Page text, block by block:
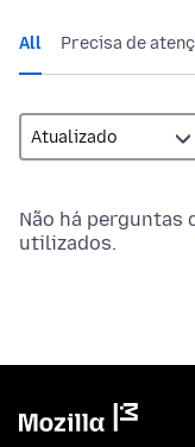
All Precisa de
Não há perguntas
utilizados.